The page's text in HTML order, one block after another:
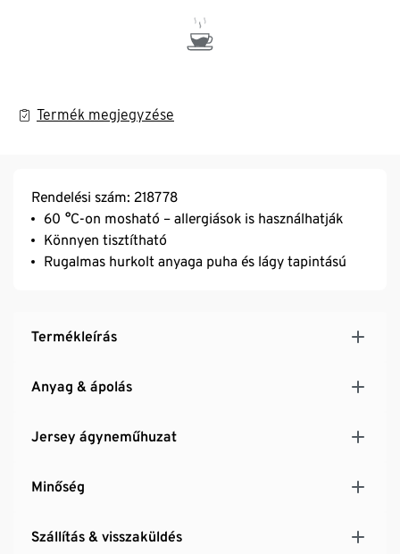
Termék megjegyzése
Rendelési szám: 218778
60 °C-on mosható – allergiások is használhatják
Könnyen tisztítható
Rugalmas hurkolt anyaga puha és lágy tapintású
Termékleírás
Anyag & ápolás
Jersey ágyneműhuzat
Minőség
Szállítás & visszaküldés